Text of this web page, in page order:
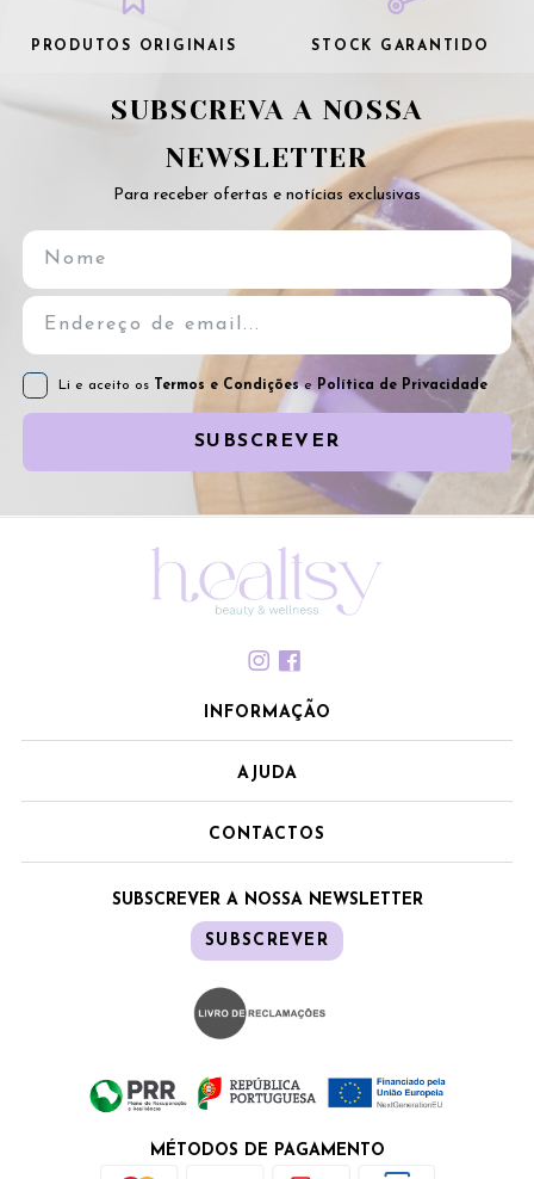
PRODUTOS ORIGINAIS STOCK GARANTIDO
SUBSCREVA A NOSSA
NEWSLETTER
Para receber ofertas e notícias exclusivas
Li e aceito os Termos e Condiçõese Política de Privacidade
SUBSCREVER
INFORMAÇÃO
AJUDA
CONTACTOS
SUBSCREVER A NOSSA NEWSLETTER
SUBSCREVER
MÉTODOS DE PAGAMENTO